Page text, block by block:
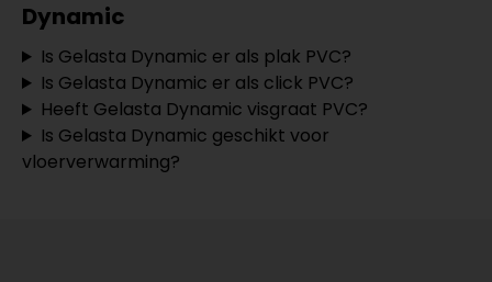
Dynamic
Is Gelasta Dynamic er als plak PVC?
Is Gelasta Dynamic er als click PVC?
Heeft Gelasta Dynamic visgraat PVC?
Is Gelasta Dynamic geschikt voor
vloerverwarming?